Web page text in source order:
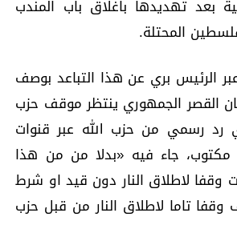
بعد تهديدها باغلاق باب المندب
المحتلة.
الرئيس بري عن هذا التباعد بوصف
القصر الجمهوري ينتظر موقف حزب
رد رسمي من حزب الله عبر قنوات
مكتوب، جاء فيه «بدلا من من هذا
وقفا لاطلاق النار دون قيد او شرط
تاما لاطلاق النار من قبل حزب